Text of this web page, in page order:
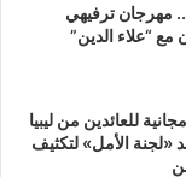
مهرجان ترفيهي
مع “علاء الدين”
5 حافلات مجانية للعائدين من ليبيا
عقد «لجنة الأمل» لتكثيف